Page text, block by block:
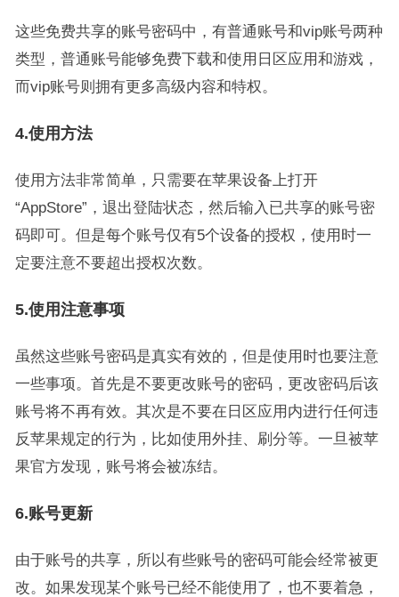
这些免费共享的账号密码中，有普通账号和vip账号两种
类型，普通账号能够免费下载和使用日区应用和游戏，
而vip账号则拥有更多高级内容和特权。
4.使用方法
使用方法非常简单，只需要在苹果设备上打开
“AppStore”，退出登陆状态，然后输入已共享的账号密
码即可。但是每个账号仅有5个设备的授权，使用时一
定要注意不要超出授权次数。
5.使用注意事项
虽然这些账号密码是真实有效的，但是使用时也要注意
一些事项。首先是不要更改账号的密码，更改密码后该
账号将不再有效。其次是不要在日区应用内进行任何违
反苹果规定的行为，比如使用外挂、刷分等。一旦被苹
果官方发现，账号将会被冻结。
6.账号更新
由于账号的共享，所以有些账号的密码可能会经常被更
改。如果发现某个账号已经不能使用了，也不要着急，